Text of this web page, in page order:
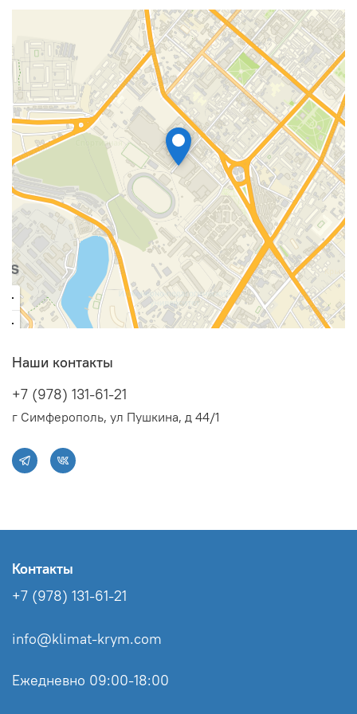
Вес товара (нетто): 23.28 кг
Высота товара: 572 мм
Глубина товара: 100 мм
Ширина товара: 960 мм
Высота упаковки товара: 592 мм
Глубина упаковки товара: 120 мм
Ширина упаковки товара: 980 мм
Набор крепежных элементов в комплекте: Нет
Гарантийный документ: Паспорт
Наши контакты
+7 (978) 131-61-21
г Симферополь, ул Пушкина, д 44/1
Контакты
+7 (978) 131-61-21
info@klimat-krym.com
Ежедневно 09:00-18:00